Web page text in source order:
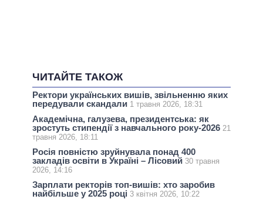
ЧИТАЙТЕ ТАКОЖ
Ректори українських вишів, звільненню яких
передували скандали 1 травня 2026, 18:31
Академічна, галузева, президентська: як
зростуть стипендії з навчального року-2026 21
травня 2026, 18:11
Росія повністю зруйнувала понад 400
закладів освіти в Україні – Лісовий 30 травня
2026, 14:16
Зарплати ректорів топ-вишів: хто заробив
найбільше у 2025 році 3 квітня 2026, 10:22